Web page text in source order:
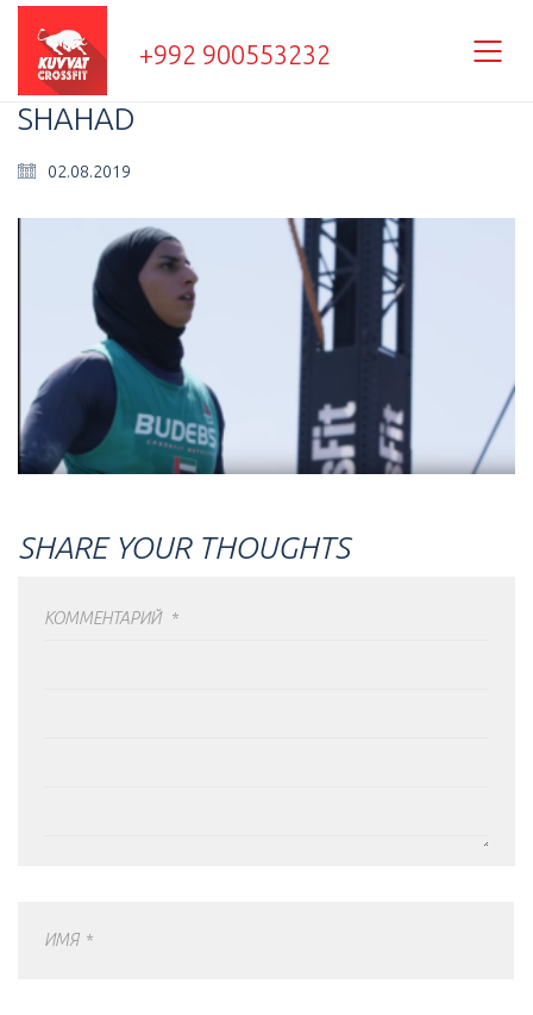
+992 900553232
SHAHAD
02.08.2019
SHARE YOUR THOUGHTS
КОММЕНТАРИЙ *
ИМЯ *